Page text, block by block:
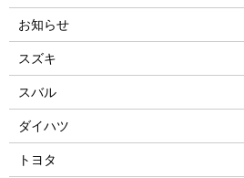
お知らせ
スズキ
スバル
ダイハツ
トヨタ